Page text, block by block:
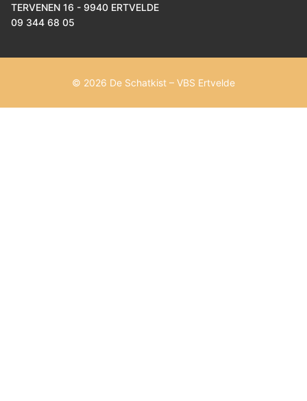
TERVENEN 16 - 9940 ERTVELDE
09 344 68 05
© 2026 De Schatkist – VBS Ertvelde